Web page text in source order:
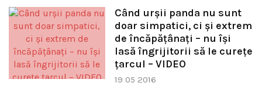
Când urșii panda nu sunt
doar simpatici, ci și extrem
de încăpățânați – nu își
lasă îngrijitorii să le curețe
țarcul – VIDEO
19 05 2016